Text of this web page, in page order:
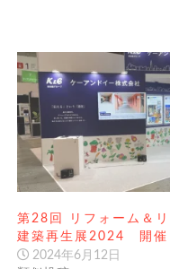
第28回 リフォーム＆
建築再生展2024 開催
2024年6月12日